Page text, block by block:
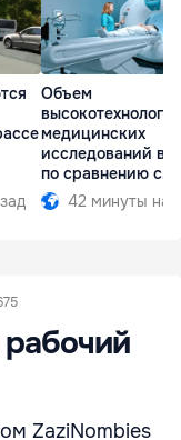
Объем
медицинских
исследований
по сравнению с
прошлым годом
42 минуты
ZaziNombies